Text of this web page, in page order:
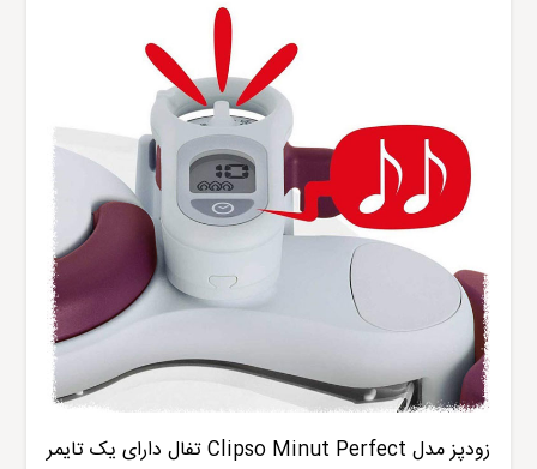
زودپز مدل Clipso Minut Perfectتفال دارای یک تایمر